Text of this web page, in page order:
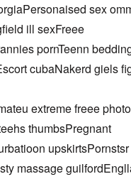
sex
ill sexFreee
pornTeenn
cubaNakerd giels
extreme freee
thumbsPregnant
massage